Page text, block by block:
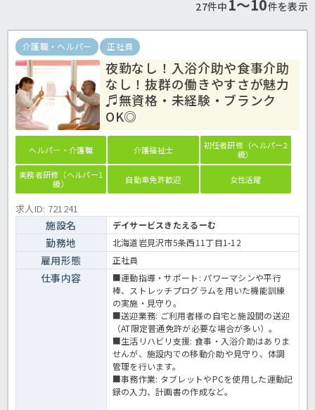
27件中 1〜10件を表示
介護職・ヘルパー 正社員
夜勤なし！入浴介助や食事介助
なし！抜群の働きやすさが魅力
♬無資格・未経験・ブランク
OK◎
ヘルパー・介護職 介護福祉士
初任者研修（ヘルパー2
級）
実務者研修（ヘルパー1
級）
自動車免許歓迎 女性活躍
求人ID: 721241
施設名 デイサービスきたえるーむ
勤務地 北海道岩見沢市5条西11丁目1-12
雇用形態 正社員
仕事内容
■運動指導・サポート: パワーマシンや平行
棒、ストレッチプログラムを用いた機能訓練
の実施・見守り。
■送迎業務: ご利用者様の自宅と施設間の送迎
（AT限定普通免許が必要な場合が多い）。
■生活リハビリ支援: 食事・入浴介助はありま
せんが、施設内での移動介助や見守り、体調
管理を行います。
■事務作業: タブレットやPCを使用した運動記
録の入力、計画書の作成など。